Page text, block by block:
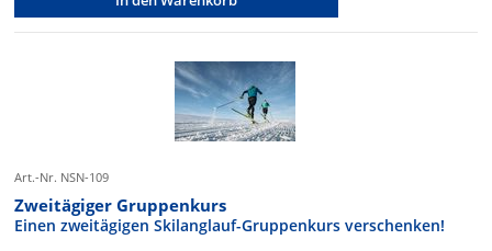
Art.-Nr. NSN-109
Zweitägiger Gruppenkurs
Einen zweitägigen Skilanglauf-Gruppenkurs verschenken!